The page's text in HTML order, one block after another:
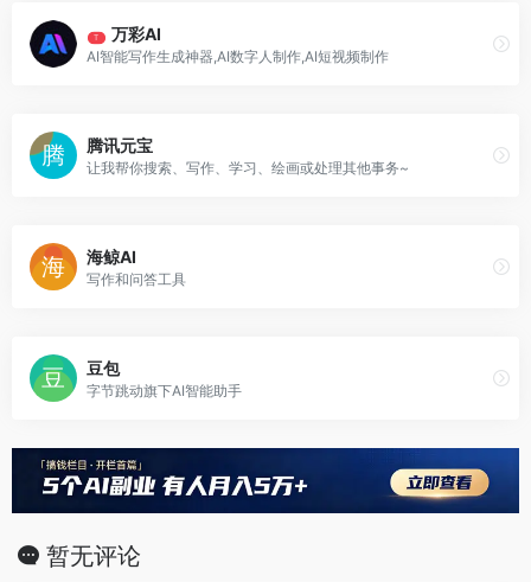
T 万彩AI
AI智能写作生成神器,AI数字人制作,AI短视频制作
腾讯元宝
让我帮你搜索、写作、学习、绘画或处理其他事务~
海鲸AI
写作和问答工具
豆包
字节跳动旗下AI智能助手
暂无评论